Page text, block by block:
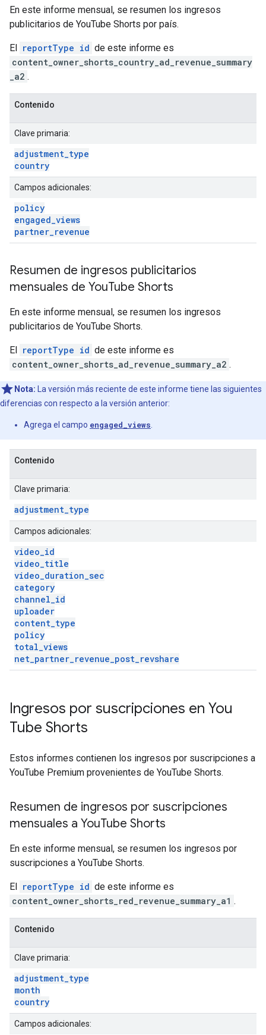
En este informe mensual, se resumen los ingresos
publicitarios de YouTube Shorts por país.
El reportType id de este informe es
content_owner_shorts_country_ad_revenue_summary
_a2 .
Contenido
Clave primaria:
adjustment_type
country
Campos adicionales:
policy
engaged_views
partner_revenue
Resumen de ingresos publicitarios
mensuales de YouTube Shorts
En este informe mensual, se resumen los ingresos
publicitarios de YouTube Shorts.
El reportType id de este informe es
content_owner_shorts_ad_revenue_summary_a2 .
Nota: La versión más reciente de este informe tiene las siguientes
diferencias con respecto a la versión anterior:
Agrega el campo engaged_views
Contenido
Clave primaria:
adjustment_type
Campos adicionales:
video_id
video_title
video_duration_sec
category
channel_id
uploader
content_type
policy
total_views
net_partner_revenue_post_revshare
Ingresos por suscripciones en You
Tube Shorts
Estos informes contienen los ingresos por suscripciones a
YouTube Premium provenientes de YouTube Shorts.
Resumen de ingresos por suscripciones
mensuales a YouTube Shorts
En este informe mensual, se resumen los ingresos por
suscripciones a YouTube Shorts.
El reportType id de este informe es
content_owner_shorts_red_revenue_summary_a1 .
Contenido
Clave primaria:
adjustment_type
month
country
Campos adicionales: